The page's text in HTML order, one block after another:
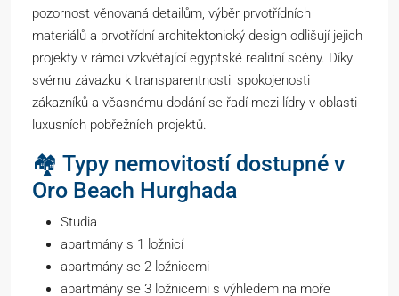
pozornost věnovaná detailům, výběr prvotřídních
materiálů a prvotřídní architektonický design odlišují jejich
projekty v rámci vzkvétající egyptské realitní scény. Díky
svému závazku k transparentnosti, spokojenosti
zákazníků a včasnému dodání se řadí mezi lídry v oblasti
luxusních pobřežních projektů.
🏘️ Typy nemovitostí dostupné v
Oro Beach Hurghada
Studia
apartmány s 1 ložnicí
apartmány se 2 ložnicemi
apartmány se 3 ložnicemi s výhledem na moře